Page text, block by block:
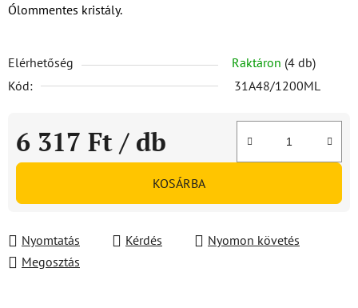
Ólommentes kristály.
Elérhetőség Raktáron (4 db)
Kód:
31A48/1200ML
6 317 Ft / db
Egységár:
KOSÁRBA
Nyomtatás Kérdés
Nyomon követés
Megosztás